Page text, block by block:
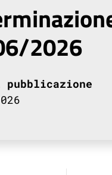
2026
pubblicazione